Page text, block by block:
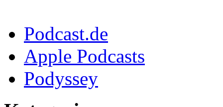
Podcast.de
Apple Podcasts
Podyssey